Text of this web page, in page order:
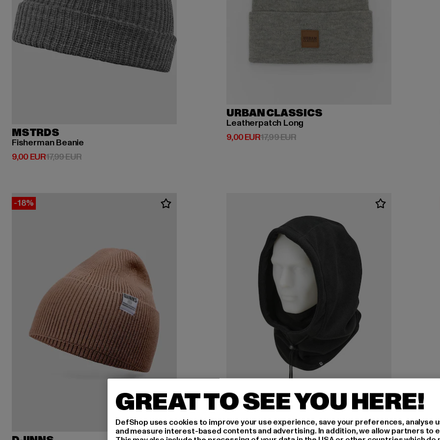
MSTRDS
Fisherman Beanie
9,00 EUR
Derzeitiger Preis: 9,00 EUR
17,99 EURAktionspreis: 17,99 EUR
URBAN CLASSICS
Leatherpatch Long
9,00 EUR
Derzeitiger Preis: 9,00 EUR
17,99 EURAktionspreis: 17,99 EUR
-18%
GREAT TO SEE YOU HERE!
DefShop uses cookies to improve your use experience, save your preferences, analyse
and measure interest-based contents and advertising. In addition, we allow partners to